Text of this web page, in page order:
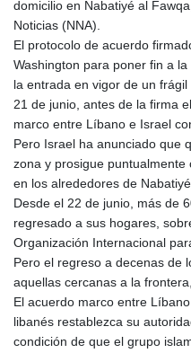
domicilio en Nabatiyé al
Noticias (NNA).
El protocolo de acuerdo
Washington para poner fin a
la entrada en vigor de un
21 de junio, antes de la firma
marco entre Líbano e Israel
Pero Israel ha anunciado que
zona y prosigue
en los alrededores de
Desde el 22 de junio, más de
regresado a sus hogares,
Organización Internacional
Pero el regreso a decenas de
aquellas cercanas a la
El acuerdo marco entre
libanés restablezca su
condición de que el grupo